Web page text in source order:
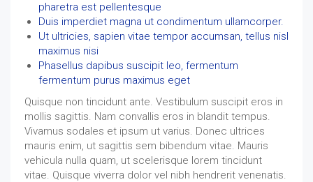
pharetra est pellentesque
Duis imperdiet magna ut condimentum ullamcorper.
Ut ultricies, sapien vitae tempor accumsan, tellus nisl
maximus nisi
Phasellus dapibus suscipit leo, fermentum
fermentum purus maximus eget
Quisque non tincidunt ante. Vestibulum suscipit eros in
mollis sagittis. Nam convallis eros in blandit tempus.
Vivamus sodales et ipsum ut varius. Donec ultrices
mauris enim, ut sagittis sem bibendum vitae. Mauris
vehicula nulla quam, ut scelerisque lorem tincidunt
vitae. Quisque viverra dolor vel nibh hendrerit venenatis.